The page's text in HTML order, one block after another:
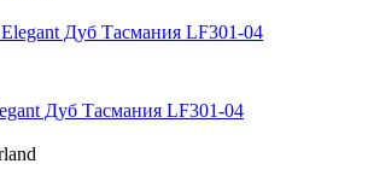
Дуб Тасмания LF301-04